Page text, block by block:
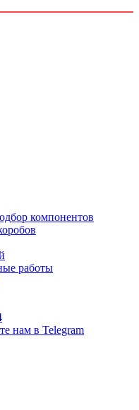
компонентов
работы
нам в Telegram